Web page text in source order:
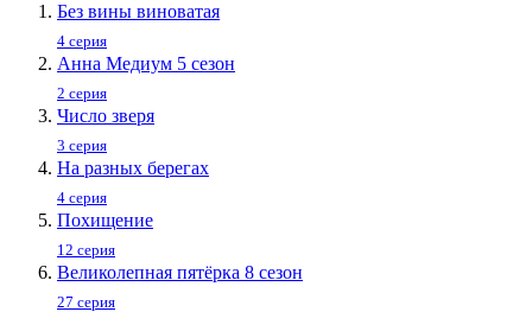
Без вины виноватая
4 серия
Анна Медиум 5 сезон
2 серия
Число зверя
3 серия
На разных берегах
4 серия
Похищение
12 серия
Великолепная пятёрка 8 сезон
27 серия